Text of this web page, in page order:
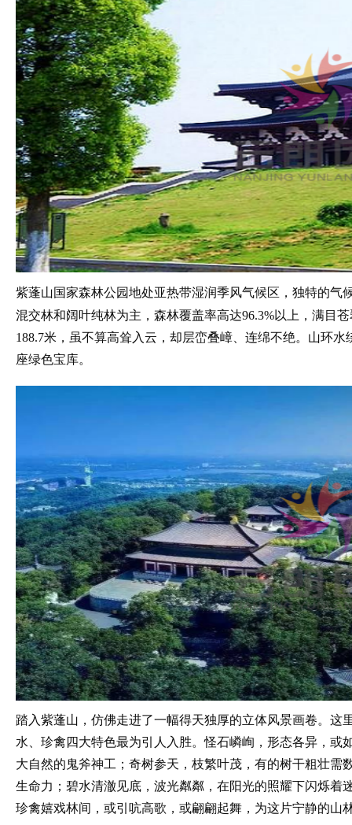
紫蓬山国家森林公园地处亚热带湿润季风气候区，独特的气
混交林和阔叶纯林为主，森林覆盖率高达96.3%以上，满目
188.7米，虽不算高耸入云，却层峦叠嶂、连绵不绝。山环
座绿色宝库。
踏入紫蓬山，仿佛走进了一幅得天独厚的立体风景画卷。
水、珍禽四大特色最为引人入胜。怪石嶙峋，形态各异，
大自然的鬼斧神工；奇树参天，枝繁叶茂，有的树干粗壮
生命力；碧水清澈见底，波光粼粼，在阳光的照耀下闪烁着
珍禽嬉戏林间，或引吭高歌，或翩翩起舞，为这片宁静的山